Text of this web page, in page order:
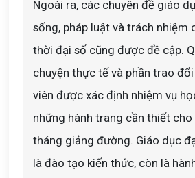
Ngoài ra, các chuyên đề giáo
sống, pháp luật và trách nhiệm
thời đại số cũng được đề cập.
chuyện thực tế và phần trao
viên được xác định nhiệm vụ
những hành trang cần thiết
tháng giảng đường. Giáo dục
là đào tạo kiến thức, còn là